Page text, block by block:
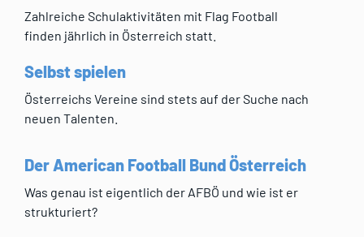
Zahlreiche Schulaktivitäten mit Flag Football
finden jährlich in Österreich statt.
Selbst spielen
Österreichs Vereine sind stets auf der Suche nach
neuen Talenten.
Der American Football Bund Österreich
Was genau ist eigentlich der AFBÖ und wie ist er
strukturiert?